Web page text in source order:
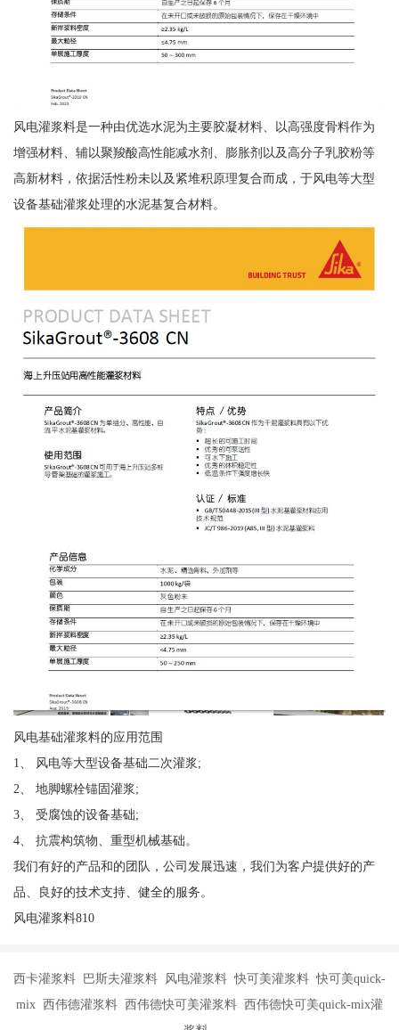
风电灌浆料是一种由优选水泥为主要胶凝材料、以高强度骨料作为
增强材料、辅以聚羧酸高性能减水剂、膨胀剂以及高分子乳胶粉等
高新材料，依据活性粉未以及紧堆积原理复合而成，于风电等大型
设备基础灌浆处理的水泥基复合材料。
风电基础灌浆料的应用范围
1、 风电等大型设备基础二次灌浆;
2、 地脚螺栓锚固灌浆;
3、 受腐蚀的设备基础;
4、 抗震构筑物、重型机械基础。
我们有好的产品和的团队，公司发展迅速，我们为客户提供好的产
品、良好的技术支持、健全的服务。
风电灌浆料810
西卡灌浆料 巴斯夫灌浆料 风电灌浆料 快可美灌浆料 快可美quick-
mix 西伟德灌浆料 西伟德快可美灌浆料 西伟德快可美quick-mix灌